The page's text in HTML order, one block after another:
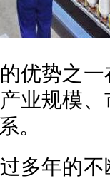
优势之
业规模
。
多年的